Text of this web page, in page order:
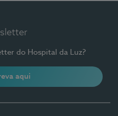
do Hospital da Luz?
aqui